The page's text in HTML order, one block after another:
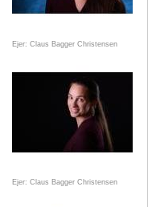
Ejer: Claus Bagger Christensen
Ejer: Claus Bagger Christensen